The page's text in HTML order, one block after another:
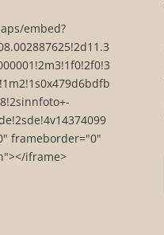
embed?
frameborder="0"
iframe>